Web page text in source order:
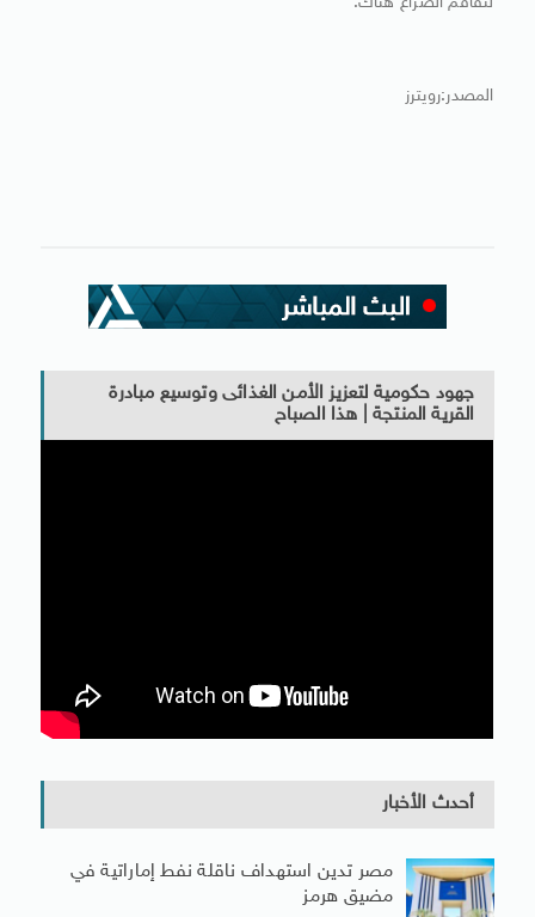
المصدر:رويترز
جهود حكومية لتعزيز الأمن الغذائى وتوسيع مبادرة
القرية المنتجة | هذا الصباح
أحدث الأخبار
مصر تدين استهداف ناقلة نفط إماراتية في
مضيق هرمز